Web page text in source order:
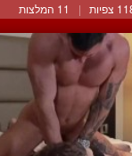
| 11 המלצות